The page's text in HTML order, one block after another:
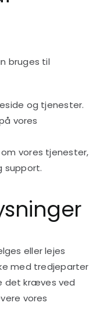
bruges til
og tjenester.
vores
vores tjenester,
support.
eller lejes
med tredjeparter
det kræves ved
vores